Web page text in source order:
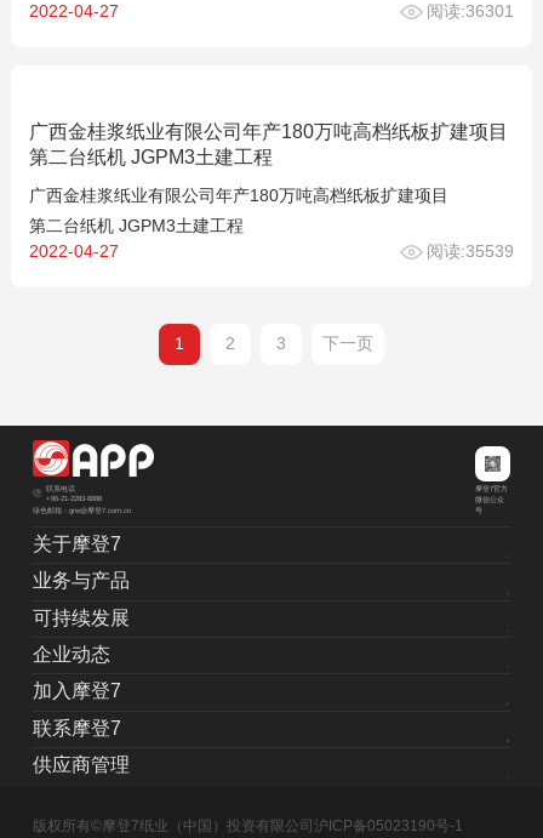
2022-04-27
阅读:36301
广西金桂浆纸业有限公司年产180万吨高档纸板扩建项目
第二台纸机 JGPM3土建工程
广西金桂浆纸业有限公司年产180万吨高档纸板扩建项目
第二台纸机 JGPM3土建工程
2022-04-27
阅读:35539
1 2 3 下一页
联系电话
+86-21-2283-8888
绿色邮箱：grw@摩登7.com.cn
摩登7官方
微信公众
号
关于摩登7
业务与产品
可持续发展
企业动态
加入摩登7
联系摩登7
供应商管理
版权所有©摩登7纸业（中国）投资有限公司沪ICP备05023190号-1